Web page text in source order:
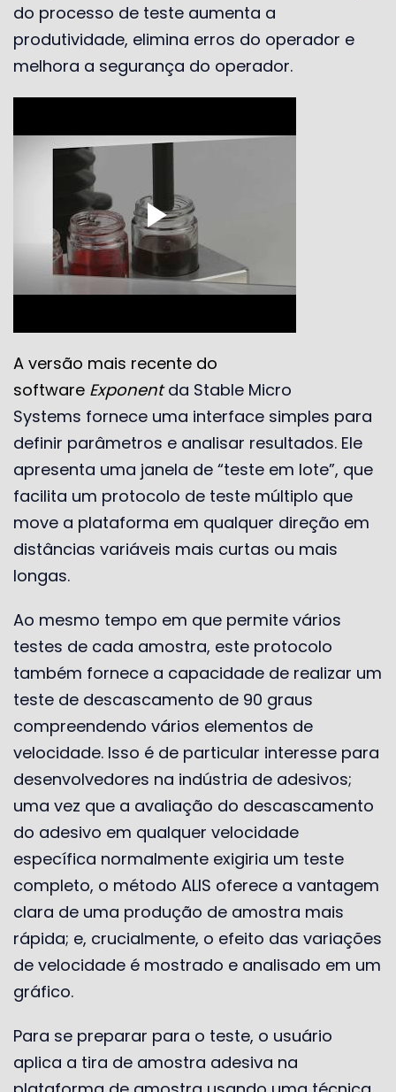
do processo de teste aumenta a
produtividade, elimina erros do operador e
melhora a segurança do operador.
A versão mais recente do
software Exponentda Stable Micro
Systems fornece uma interface simples para
definir parâmetros e analisar resultados. Ele
apresenta uma janela de “teste em lote”, que
facilita um protocolo de teste múltiplo que
move a plataforma em qualquer direção em
distâncias variáveis ​​mais curtas ou mais
longas.
Ao mesmo tempo em que permite vários
testes de cada amostra, este protocolo
também fornece a capacidade de realizar um
teste de descascamento de 90 graus
compreendendo vários elementos de
velocidade. Isso é de particular interesse para
desenvolvedores na indústria de adesivos;
uma vez que a avaliação do descascamento
do adesivo em qualquer velocidade
específica normalmente exigiria um teste
completo, o método ALIS oferece a vantagem
clara de uma produção de amostra mais
rápida; e, crucialmente, o efeito das variações
de velocidade é mostrado e analisado em um
gráfico.
Para se preparar para o teste, o usuário
aplica a tira de amostra adesiva na